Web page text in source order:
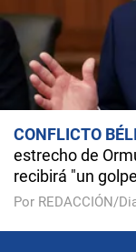
CONFLICTO
estrecho de
recibirá "un
Por REDACCIÓN/